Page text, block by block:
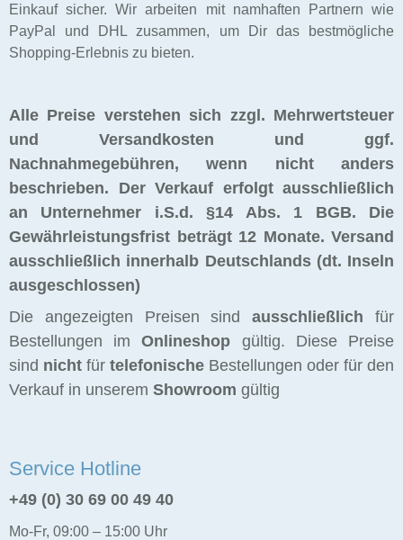
Einkauf sicher. Wir arbeiten mit namhaften Partnern wie
PayPal und DHL zusammen, um Dir das bestmögliche
Shopping-Erlebnis zu bieten.
Alle Preise verstehen sich zzgl. Mehrwertsteuer
und Versandkosten und ggf.
Nachnahmegebühren, wenn nicht anders
beschrieben. Der Verkauf erfolgt ausschließlich
an Unternehmer i.S.d. §14 Abs. 1 BGB. Die
Gewährleistungsfrist beträgt 12 Monate. Versand
ausschließlich innerhalb Deutschlands (dt. Inseln
ausgeschlossen)
Die angezeigten Preisen sindausschließlich für
Bestellungen imOnlineshop gültig. Diese Preise
sind nicht für telefonische Bestellungen oder für den
Verkauf in unserem Showroom gültig
Service Hotline
+49 (0) 30 69 00 49 40
Mo-Fr, 09:00 – 15:00 Uhr